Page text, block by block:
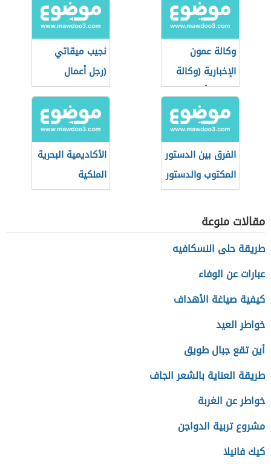
وكالة عمون
الإخبارية (وكالة
إخبارية أردنية
خاصة)
نجيب ميقاتي
(رجل أعمال
وسياسي لبناني)
الفرق بين الدستور
المكتوب والدستور
غير المكتوب
الأكاديمية البحرية
الملكية
مقالات منوعة
طريقة حلى النسكافيه
عبارات عن الوفاء
كيفية صياغة الأهداف
خواطر العيد
أين تقع جبال طويق
طريقة العناية بالشعر الجاف
خواطر عن الغربة
مشروع تربية الدواجن
كيك فانيلا